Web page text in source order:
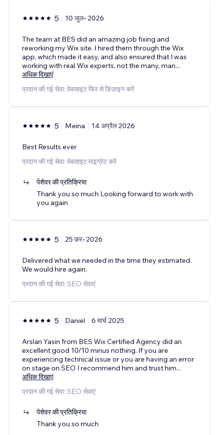
5 10 जुल॰ 2026
The team at BES did an amazing job fixing and
reworking my Wix site. I hired them through the Wix
app, which made it easy, and also ensured that I was
working with real Wix experts, not the many, man...
अधिक दिखाएं
प्रदान की गई सेवा: वेबसाइट फिर से डिज़ाइन करें
5 Meina 14 अप्रैल 2026
Best Results ever
प्रदान की गई सेवा: वेबसाइट माइग्रेट करें
पेशेवर की प्रतिक्रिया
Thank you so much Looking forward to work with
you again
5 25 फ़र॰ 2026
Delivered what we needed in the time they estimated.
We would hire again.
प्रदान की गई सेवा: SEO सेवाएं
5 Daniel 6 मार्च 2025
Arslan Yasin from BES Wix Certified Agency did an
excellent good 10/10 minus nothing. If you are
experiencing technical issue or you are having an error
on stage on SEO I recommend him and trust him...
अधिक दिखाएं
प्रदान की गई सेवा: SEO सेवाएं
पेशेवर की प्रतिक्रिया
Thank you so much